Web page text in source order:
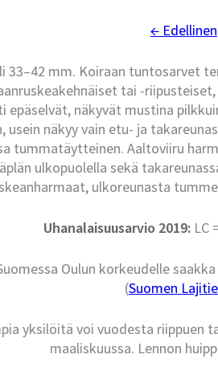
← Edellinen
33–42 mm. Koiraan tuntosarvet
tai -
näkyvät mustina
näkyy vain etu- ja
tummatäytteinen. Aaltoviiru
ulkopuolella sekä
ulkoreunasta
Uhanalaisuusarvio 2019: LC
Oulun korkeudelle
(Suomen
yksilöitä voi vuodesta riippuen
maaliskuussa. Lennon